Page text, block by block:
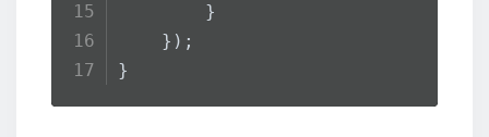
      	}
	});
}